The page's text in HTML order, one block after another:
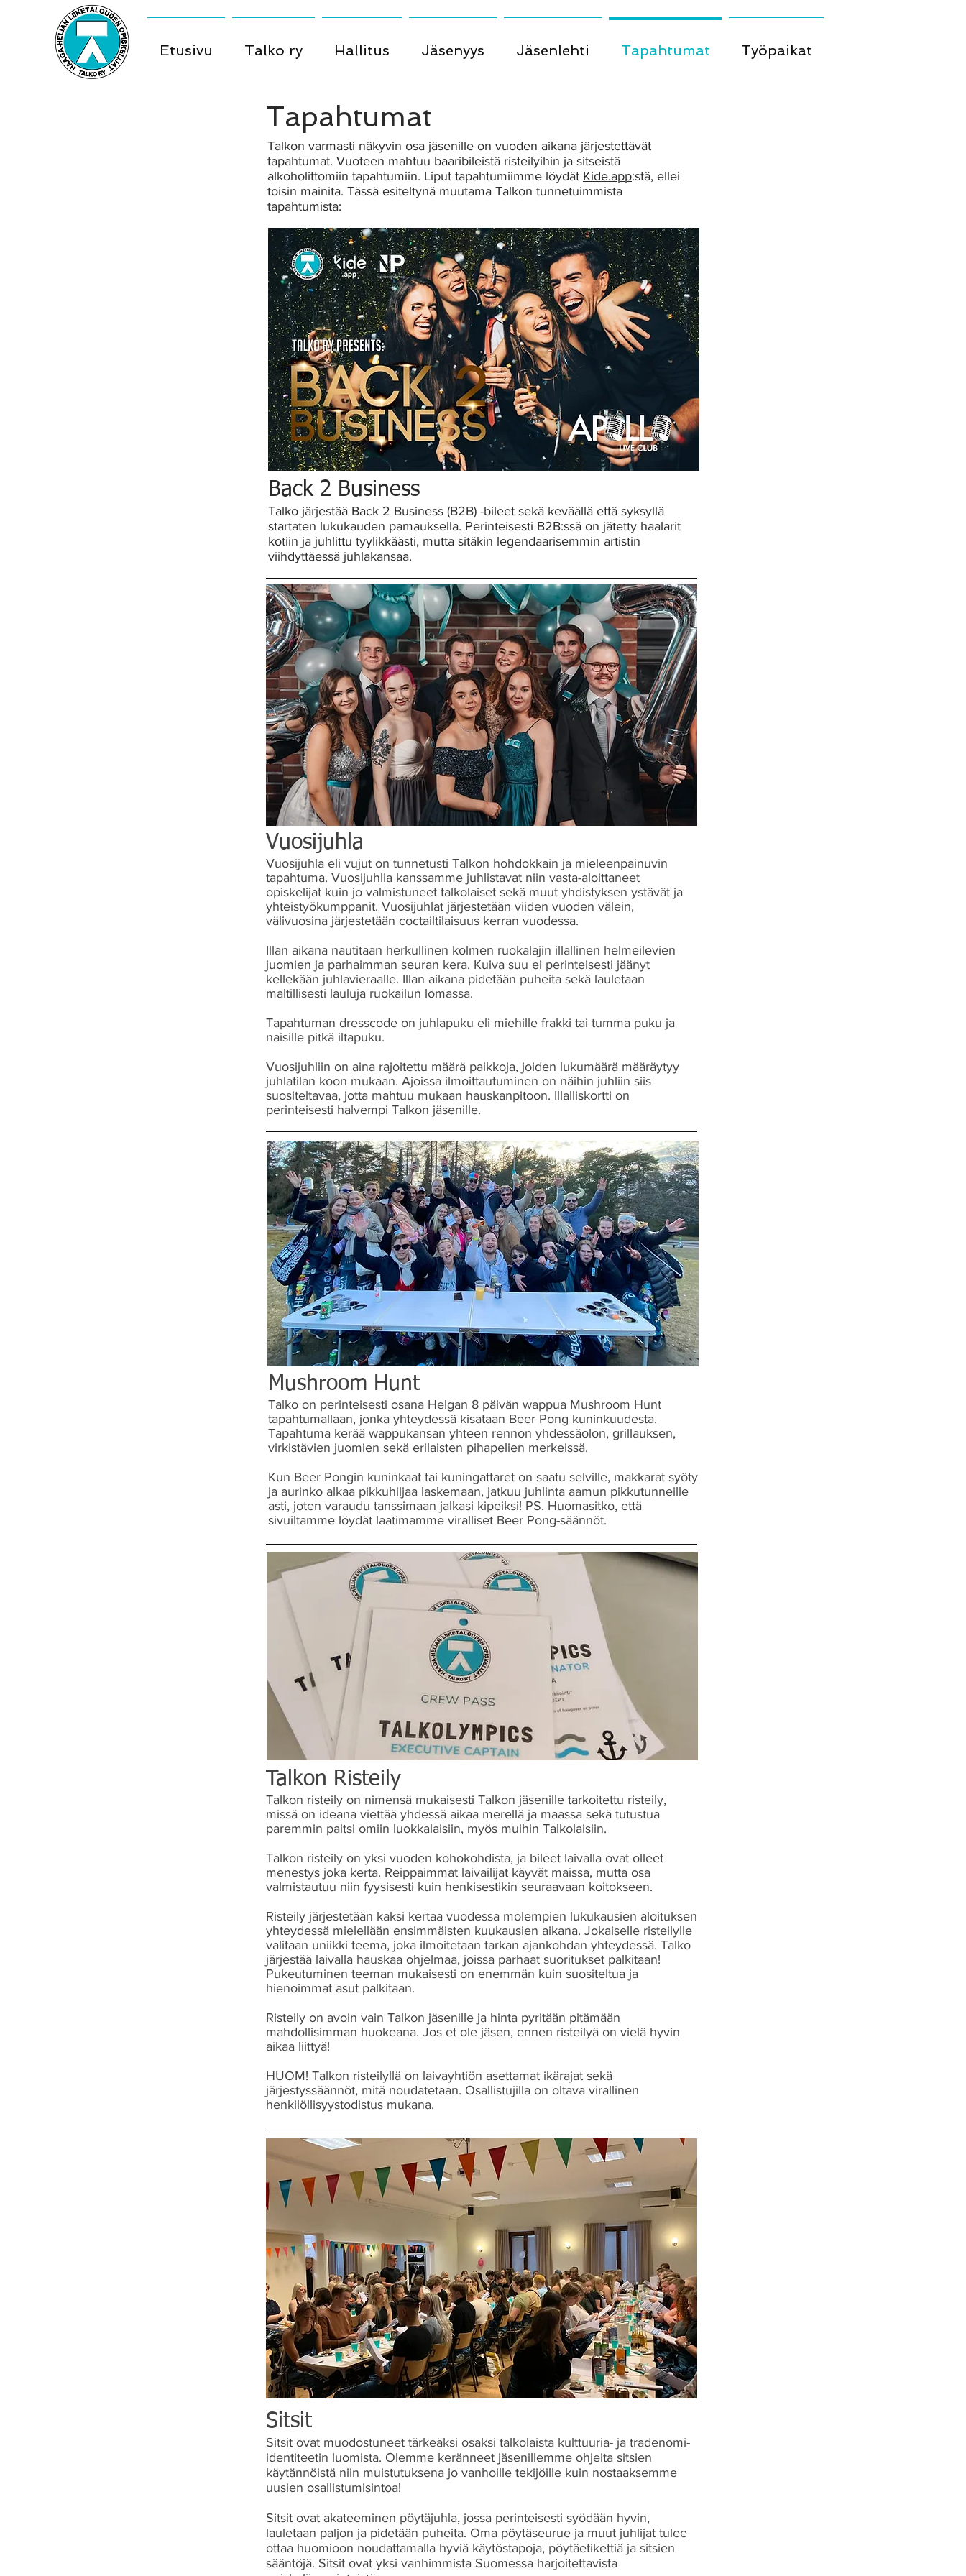
Etusivu Talko ry Hallitus Jäsenyys Jäsenlehti Tapahtumat Työpaikat
Tapahtumat
Talkon varmasti näkyvin osa jäsenille on vuoden aikana järjestettävät
tapahtumat. Vuoteen mahtuu baaribileistä risteilyihin ja sitseistä
alkoholittomiin tapahtumiin. Liput tapahtumiimme löydät Kide.app:stä, ellei
toisin mainita. Tässä esiteltynä muutama Talkon tunnetuimmista
tapahtumista:
Back 2 Business
Talko järjestää Back 2 Business (B2B) -bileet sekä keväällä että syksyllä
startaten lukukauden pamauksella. Perinteisesti B2B:ssä on jätetty haalarit
kotiin ja juhlittu tyylikkäästi, mutta sitäkin legendaarisemmin artistin
viihdyttäessä juhlakansaa.
Vuosijuhla
Vuosijuhla eli vujut on tunnetusti Talkon hohdokkain ja mieleenpainuvin
tapahtuma. Vuosijuhlia kanssamme juhlistavat niin vasta-aloittaneet
opiskelijat kuin jo valmistuneet talkolaiset sekä muut yhdistyksen ystävät ja
yhteistyökumppanit. Vuosijuhlat järjestetään viiden vuoden välein,
välivuosina järjestetään coctailtilaisuus kerran vuodessa.
Illan aikana nautitaan herkullinen kolmen ruokalajin illallinen helmeilevien
juomien ja parhaimman seuran kera. Kuiva suu ei perinteisesti jäänyt
kellekään juhlavieraalle. Illan aikana pidetään puheita sekä lauletaan
maltillisesti lauluja ruokailun lomassa.
Tapahtuman dresscode on juhlapuku eli miehille frakki tai tumma puku ja
naisille pitkä iltapuku.
Vuosijuhliin on aina rajoitettu määrä paikkoja, joiden lukumäärä määräytyy
juhlatilan koon mukaan. Ajoissa ilmoittautuminen on näihin juhliin siis
suositeltavaa, jotta mahtuu mukaan hauskanpitoon. Illalliskortti on
perinteisesti halvempi Talkon jäsenille.
Mushroom Hunt
Talko on perinteisesti osana Helgan 8 päivän wappua Mushroom Hunt
tapahtumallaan, jonka yhteydessä kisataan Beer Pong kuninkuudesta.
Tapahtuma kerää wappukansan yhteen rennon yhdessäolon, grillauksen,
virkistävien juomien sekä erilaisten pihapelien merkeissä.
Kun Beer Pongin kuninkaat tai kuningattaret on saatu selville, makkarat syöty
ja aurinko alkaa pikkuhiljaa laskemaan, jatkuu juhlinta aamun pikkutunneille
asti, joten varaudu tanssimaan jalkasi kipeiksi! PS. Huomasitko, että
sivuiltamme löydät laatimamme viralliset Beer Pong-säännöt.
Talkon Risteily
Talkon risteily on nimensä mukaisesti Talkon jäsenille tarkoitettu risteily,
missä on ideana viettää yhdessä aikaa merellä ja maassa sekä tutustua
paremmin paitsi omiin luokkalaisiin, myös muihin Talkolaisiin.
Talkon risteily on yksi vuoden kohokohdista, ja bileet laivalla ovat olleet
menestys joka kerta. Reippaimmat laivailijat käyvät maissa, mutta osa
valmistautuu niin fyysisesti kuin henkisestikin seuraavaan koitokseen.
Risteily järjestetään kaksi kertaa vuodessa molempien lukukausien aloituksen
yhteydessä mielellään ensimmäisten kuukausien aikana. Jokaiselle risteilylle
valitaan uniikki teema, joka ilmoitetaan tarkan ajankohdan yhteydessä. Talko
järjestää laivalla hauskaa ohjelmaa, joissa parhaat suoritukset palkitaan!
Pukeutuminen teeman mukaisesti on enemmän kuin suositeltua ja
hienoimmat asut palkitaan.
Risteily on avoin vain Talkon jäsenille ja hinta pyritään pitämään
mahdollisimman huokeana. Jos et ole jäsen, ennen risteilyä on vielä hyvin
aikaa liittyä!
HUOM! Talkon risteilyllä on laivayhtiön asettamat ikärajat sekä
järjestyssäännöt, mitä noudatetaan. Osallistujilla on oltava virallinen
henkilöllisyystodistus mukana.
Sitsit
Sitsit ovat muodostuneet tärkeäksi osaksi talkolaista kulttuuria- ja tradenomi-
identiteetin luomista. Olemme keränneet jäsenillemme ohjeita sitsien
käytännöistä niin muistutuksena jo vanhoille tekijöille kuin nostaaksemme
uusien osallistumisintoa!
Sitsit ovat akateeminen pöytäjuhla, jossa perinteisesti syödään hyvin,
lauletaan paljon ja pidetään puheita. Oma pöytäseurue ja muut juhlijat tulee
ottaa huomioon noudattamalla hyviä käytöstapoja, pöytäetikettiä ja sitsien
sääntöjä. Sitsit ovat yksi vanhimmista Suomessa harjoitettavista